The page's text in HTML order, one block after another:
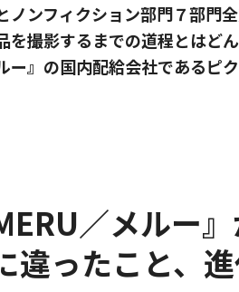
ノンフィクション部門７部門
を撮影するまでの道程とはど
ー』の国内配給会社であるピ
／メルー
違ったこと、